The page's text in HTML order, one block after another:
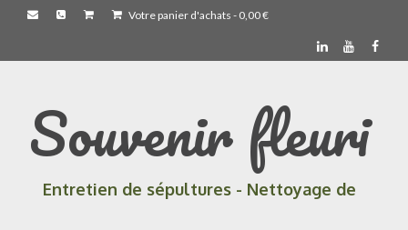
Votre panier d'achats - 0,00€
Souvenir fleuri
Entretien de sépultures - Nettoyage de